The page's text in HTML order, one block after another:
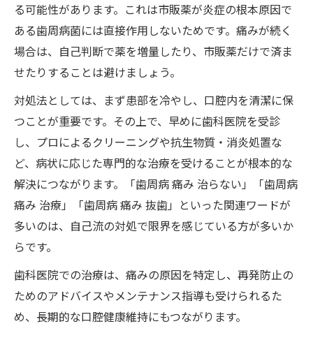
る可能性があります。これは市販薬が炎症の根本原因で
ある歯周病菌には直接作用しないためです。痛みが続く
場合は、自己判断で薬を増量したり、市販薬だけで済ま
せたりすることは避けましょう。
対処法としては、まず患部を冷やし、口腔内を清潔に保
つことが重要です。その上で、早めに歯科医院を受診
し、プロによるクリーニングや抗生物質・消炎処置な
ど、病状に応じた専門的な治療を受けることが根本的な
解決につながります。「歯周病 痛み 治らない」「歯周病
痛み 治療」「歯周病 痛み 抜歯」といった関連ワードが
多いのは、自己流の対処で限界を感じている方が多いか
らです。
歯科医院での治療は、痛みの原因を特定し、再発防止の
ためのアドバイスやメンテナンス指導も受けられるた
め、長期的な口腔健康維持にもつながります。